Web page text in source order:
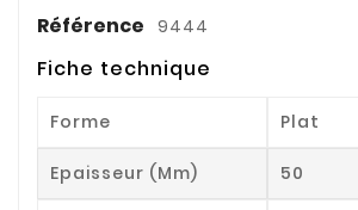
Référence 9444
Fiche technique
Forme Plat
Epaisseur (mm) 50